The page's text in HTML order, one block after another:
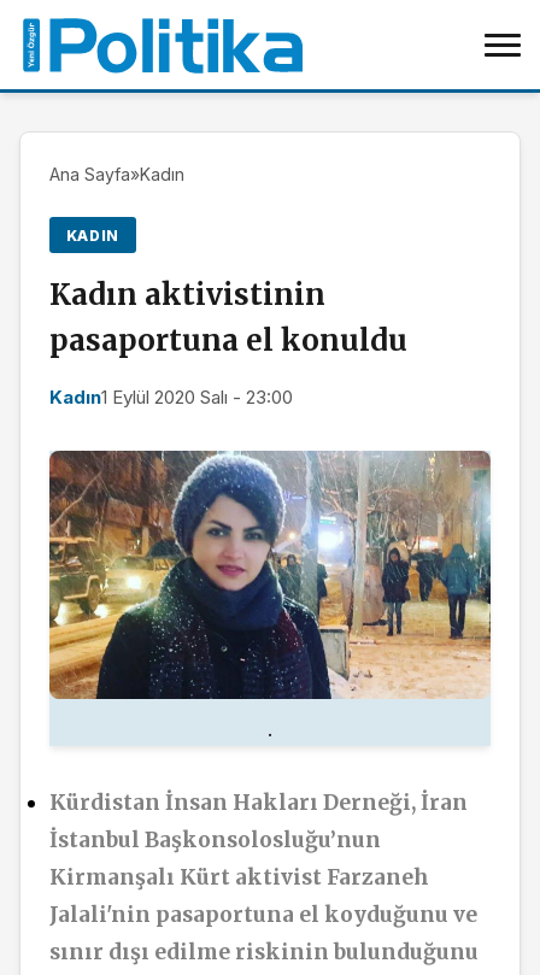
Ana Sayfa»Kadın
KADIN
Kadın aktivistinin
pasaportuna el konuldu
Kadın1 Eylül 2020 Salı - 23:00
.
Kürdistan İnsan Hakları Derneği, İran
İstanbul Başkonsolosluğu’nun
Kirmanşalı Kürt aktivist Farzaneh
Jalali'nin pasaportuna el koyduğunu ve
sınır dışı edilme riskinin bulunduğunu